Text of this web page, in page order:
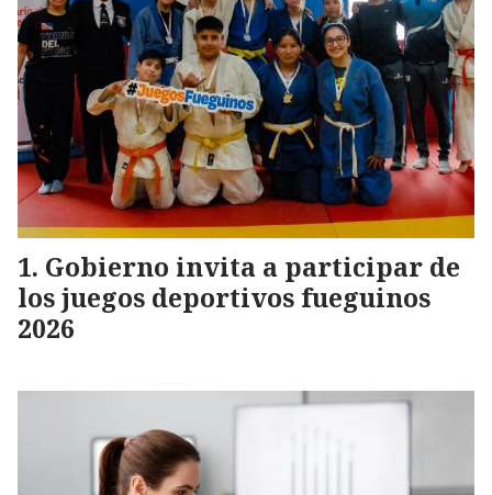
Gobierno invita a participar de
los juegos deportivos fueguinos
2026